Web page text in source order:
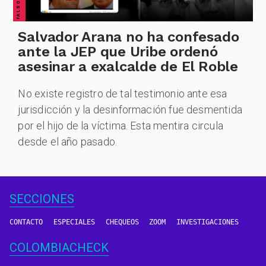
Salvador Arana no ha confesado
ante la JEP que Uribe ordenó
asesinar a exalcalde de El Roble
No existe registro de tal testimonio ante esa
jurisdicción y la desinformación fue desmentida
por el hijo de la víctima. Esta mentira circula
desde el año pasado.
SECCIONES
CONTACTO ESPECIALES CHEQUEOS ZOOM INVESTIGACIONES
COLOMBIACHECK